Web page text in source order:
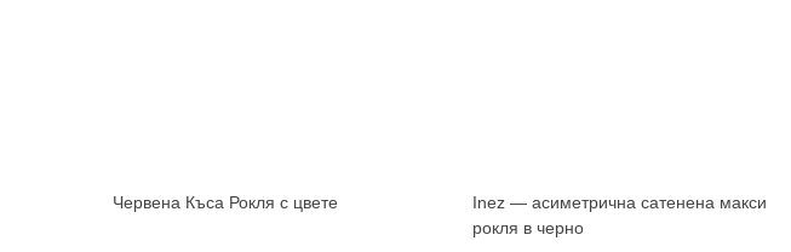
Харесвам
Червена Къса Рокля с цвете Харесвам
Inez — асиметрична сатенена макси
рокля в черно